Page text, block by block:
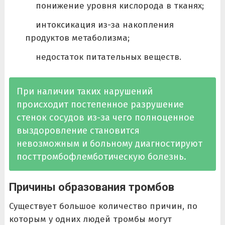
понижение уровня кислорода в тканях;
интоксикация из-за накопления
продуктов метаболизма;
недостаток питательных веществ.
При наличии таких нарушений
происходит постепенное разрушение
стенок сосудов из-за чего полноценное
выздоровление становится
невозможным и больному диагностируют
посттромбофлемботическую болезнь.
Причины образования тромбов
Существует большое количество причин, по
которым у одних людей тромбы могут